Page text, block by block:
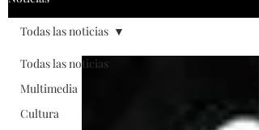
Todas las noticias
Multimedia
Cultura
Todas las noticias